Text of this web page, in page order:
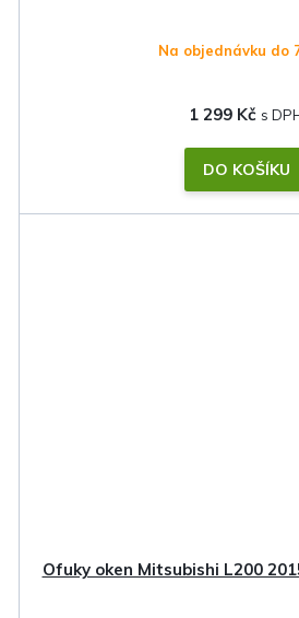
Na objednávku do
1 299 Kč
DO KOŠÍKU
Ofuky oken Mitsubishi L200